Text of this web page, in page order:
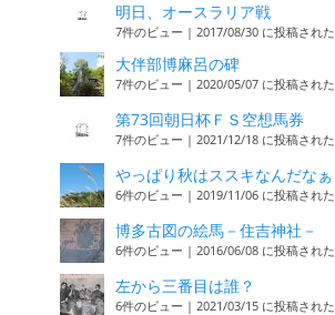
明日、オースラリア戦
7件のビュー | 2017/08/30 に投稿された
大伴部博麻呂の碑
7件のビュー | 2020/05/07 に投稿された
第73回朝日杯ＦＳ空想馬券
7件のビュー | 2021/12/18 に投稿された
やっぱり秋はススキなんだなぁ
6件のビュー | 2019/11/06 に投稿された
博多古図の絵馬－住吉神社－
6件のビュー | 2016/06/08 に投稿された
左から三番目は誰？
6件のビュー | 2021/03/15 に投稿された